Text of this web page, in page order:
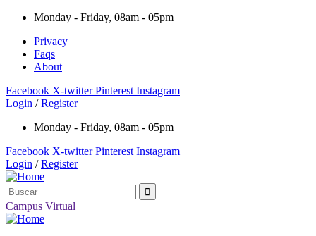
Monday - Friday, 08am - 05pm
Privacy
Faqs
About
Facebook X-twitter Pinterest Instagram
Login / Register
Monday - Friday, 08am - 05pm
Facebook X-twitter Pinterest Instagram
Login / Register
Campus Virtual